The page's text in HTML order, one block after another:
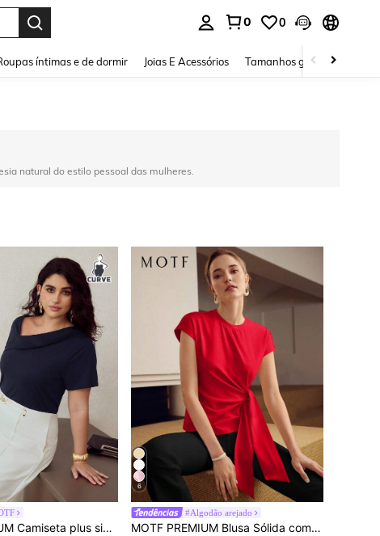
0 0
íntimas e de dormir Joias E Acessórios Tamanhos grandes
natural do estilo pessoal das mulheres.
MOTF PREMIUM Camiseta plus size lisa com gola assimétrica e manga curta
6
#Algodão arejado
MOTF PREMIUM Blusa Sólida com Manga Morcego e Nó Frontal